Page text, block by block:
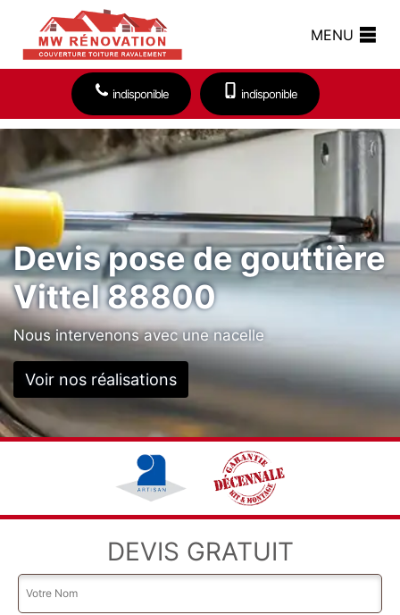
MENU
indisponible indisponible
Devis pose de gouttière
Vittel 88800
Nous intervenons avec une nacelle
Voir nos réalisations
DEVIS GRATUIT